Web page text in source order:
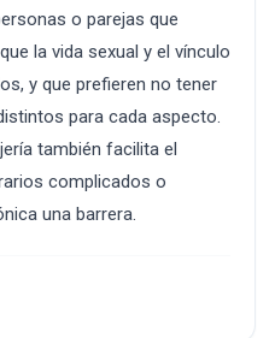
o parejas que
la vida sexual y el vínculo
y que prefieren no tener
para cada aspecto.
también facilita el
complicados o
una barrera.